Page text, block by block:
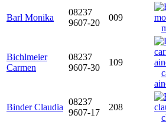
Barl Monika
08237
9607-20
009
Bichlmeier
Carmen
08237
9607-30
109
Binder Claudia
08237
9607-17
208